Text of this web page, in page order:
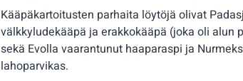
Kääpäkartoitusten parhaita löytöjä olivat
välkkyludekääpä ja erakkokääpä (joka oli
sekä Evolla vaarantunut haaparaspi ja
lahoparvikas.